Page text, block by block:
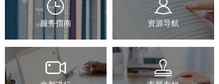
服务指南 资源导航